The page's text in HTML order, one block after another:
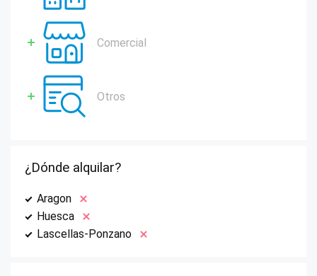
Comercial
Otros
¿Dónde alquilar?
Aragon
Huesca
Lascellas-Ponzano